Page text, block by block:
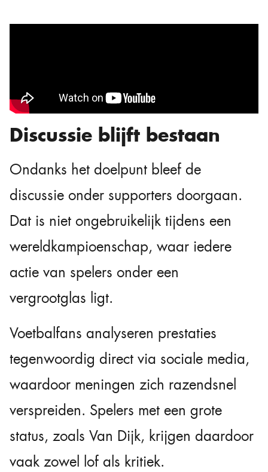
Discussie blijft bestaan
Ondanks het doelpunt bleef de
discussie onder supporters doorgaan.
Dat is niet ongebruikelijk tijdens een
wereldkampioenschap, waar iedere
actie van spelers onder een
vergrootglas ligt.
Voetbalfans analyseren prestaties
tegenwoordig direct via sociale media,
waardoor meningen zich razendsnel
verspreiden. Spelers met een grote
status, zoals Van Dijk, krijgen daardoor
vaak zowel lof als kritiek.